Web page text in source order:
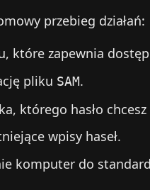
przebieg działań:
które zapewnia
pliku SAM.
którego hasło chcesz
wpisy haseł.
komputer do